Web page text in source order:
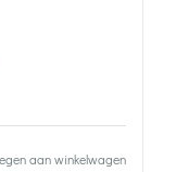
aan winkelwagen